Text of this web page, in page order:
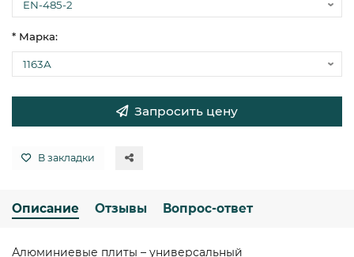
* Марка:
Запросить цену
В закладки
Описание Отзывы Вопрос-ответ
Алюминиевые плиты – универсальный